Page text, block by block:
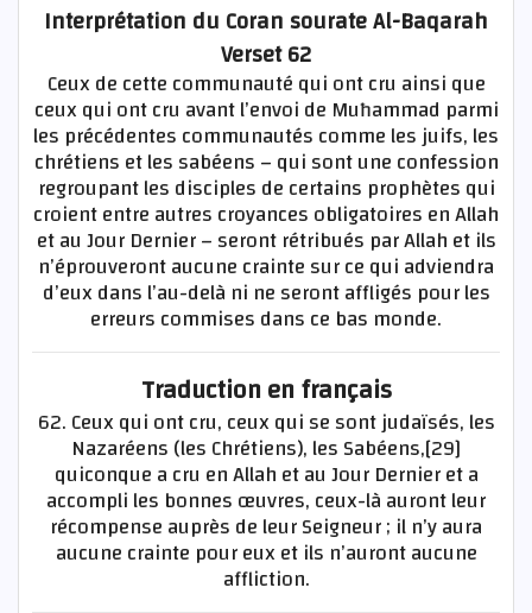
Interprétation du Coran sourate Al-Baqarah
Verset 62
Ceux de cette communauté qui ont cru ainsi que
ceux qui ont cru avant l’envoi de Muħammad parmi
les précédentes communautés comme les juifs, les
chrétiens et les sabéens – qui sont une confession
regroupant les disciples de certains prophètes qui
croient entre autres croyances obligatoires en Allah
et au Jour Dernier – seront rétribués par Allah et ils
n’éprouveront aucune crainte sur ce qui adviendra
d’eux dans l’au-delà ni ne seront affligés pour les
erreurs commises dans ce bas monde.
Traduction en français
62. Ceux qui ont cru, ceux qui se sont judaïsés, les
Nazaréens (les Chrétiens), les Sabéens,[29]
quiconque a cru en Allah et au Jour Dernier et a
accompli les bonnes œuvres, ceux-là auront leur
récompense auprès de leur Seigneur ; il n’y aura
aucune crainte pour eux et ils n’auront aucune
affliction.